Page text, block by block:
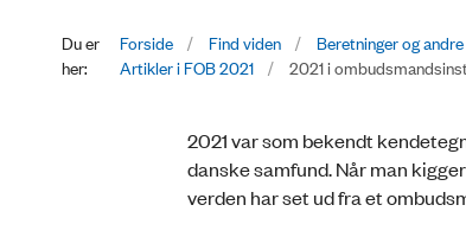
Du er
her:
Forside Find viden Beretninger og
Artikler i FOB 2021
2021 i
2021 var som bekendt
danske samfund. Når man
verden har set ud fra et